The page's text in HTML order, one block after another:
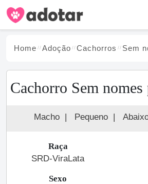
Home Adoção Cachorros Sem
Cachorro Sem nomes
Macho | Pequeno |
Raça
SRD-ViraLata
Sexo